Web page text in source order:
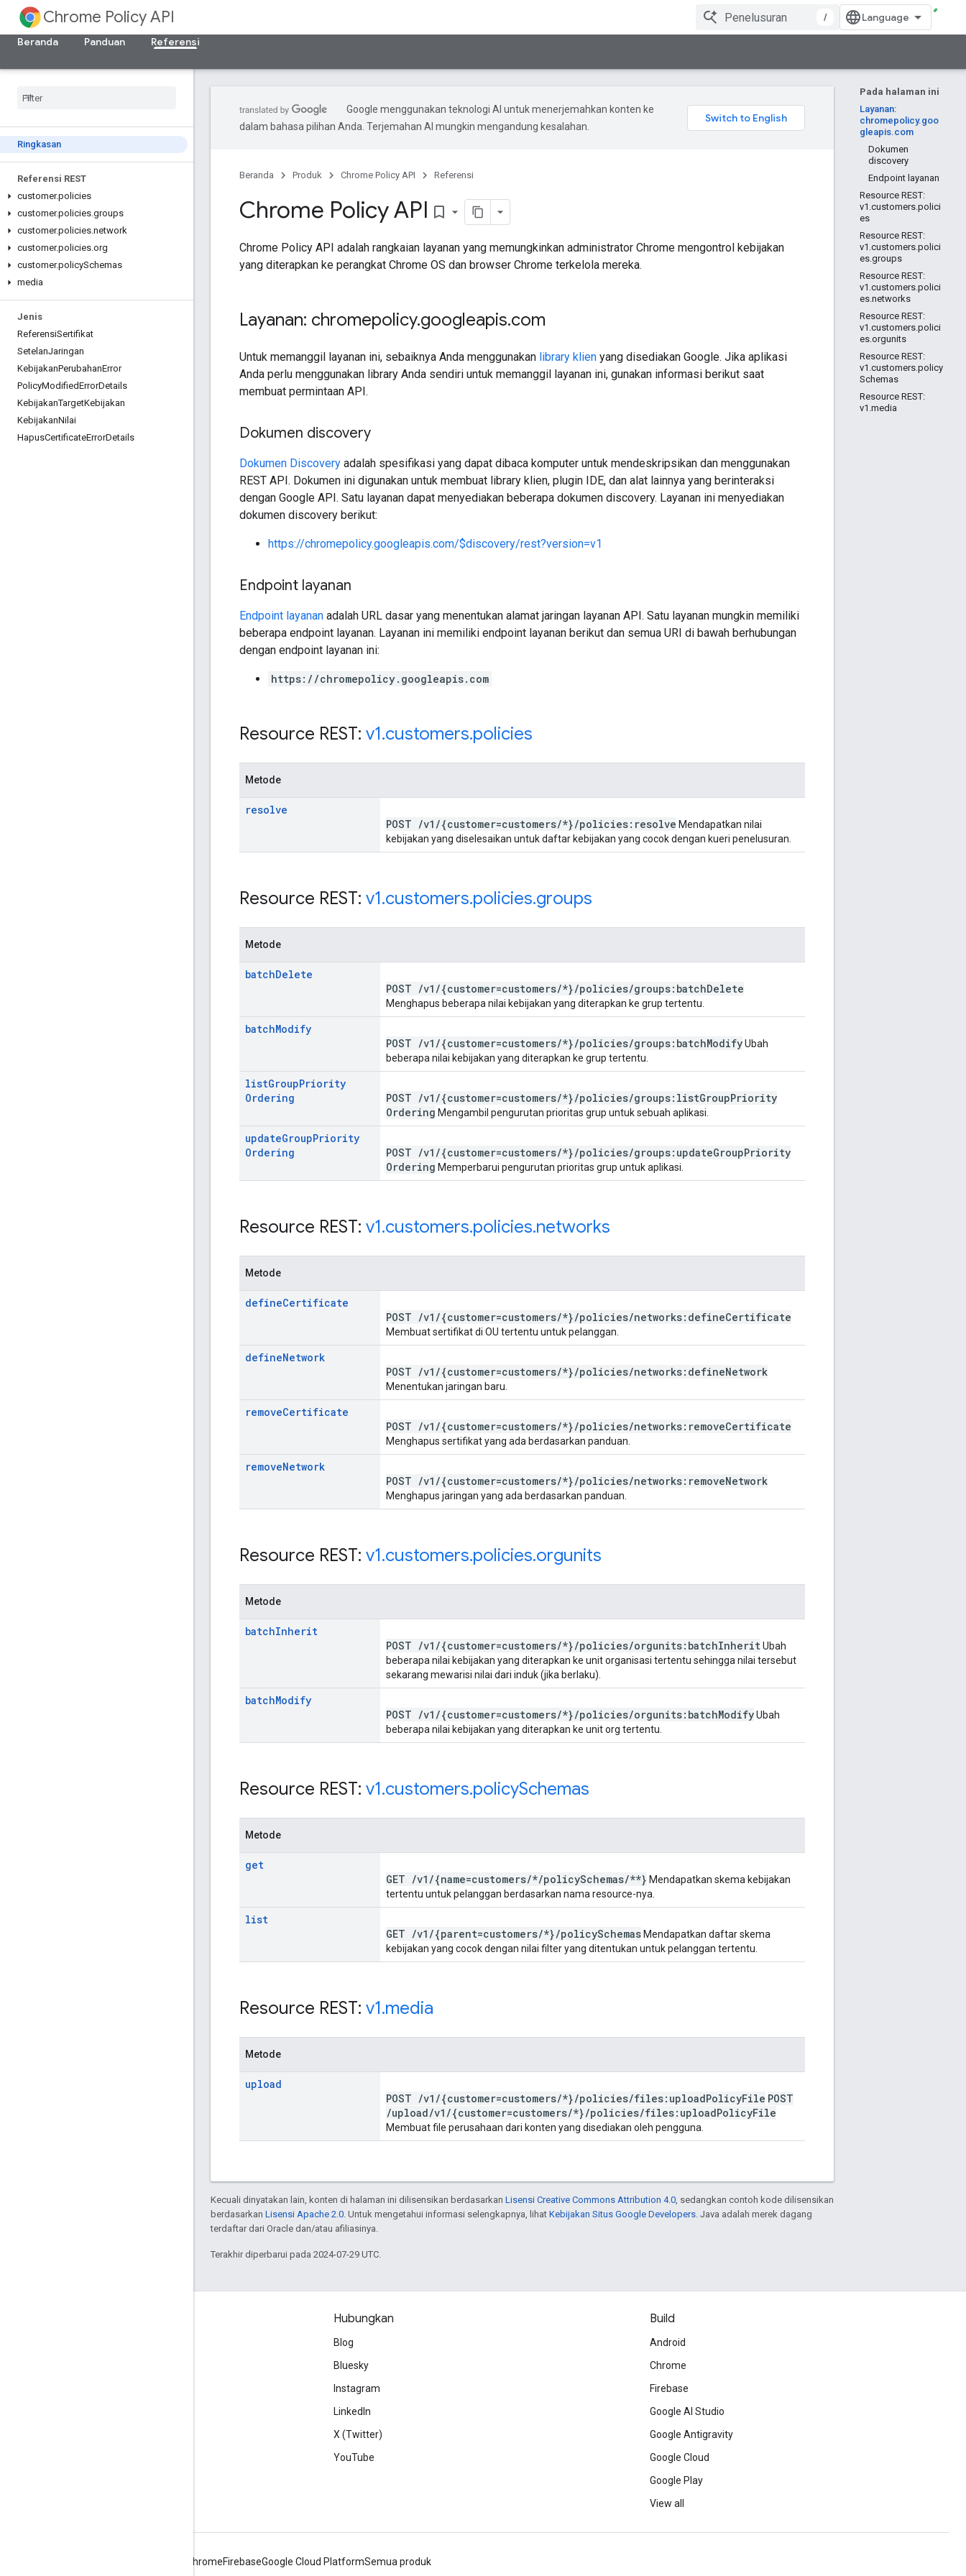
Chrome Policy API
/
Beranda
Panduan Referensi
Ringkasan
Referensi REST
customer.policies
customer.policies.groups
customer.policies.network
customer.policies.org
customer.policySchemas
media
Jenis
ReferensiSertifikat
SetelanJaringan
KebijakanPerubahanError
PolicyModifiedErrorDetails
KebijakanTargetKebijakan
KebijakanNilai
HapusCertificateErrorDetails
Pada halaman ini
Layanan:
chromepolicy.goo
gleapis.com
Dokumen
discovery
Endpoint layanan
Resource REST:
v1.customers.polici
es
Resource REST:
v1.customers.polici
es.groups
Resource REST:
v1.customers.polici
es.networks
Resource REST:
v1.customers.polici
es.orgunits
Resource REST:
v1.customers.policy
Schemas
Resource REST:
v1.media
Google menggunakan teknologi AI untuk menerjemahkan konten ke
dalam bahasa pilihan Anda. Terjemahan AI mungkin mengandung kesalahan.
Beranda Produk Chrome Policy API Referensi
Chrome Policy API bookmark_border
Chrome Policy API adalah rangkaian layanan yang memungkinkan administrator Chrome mengontrol kebijakan
yang diterapkan ke perangkat Chrome OS dan browser Chrome terkelola mereka.
Layanan: chromepolicy.googleapis.com
Untuk memanggil layanan ini, sebaiknya Anda menggunakan library klien yang disediakan Google. Jika aplikasi
Anda perlu menggunakan library Anda sendiri untuk memanggil layanan ini, gunakan informasi berikut saat
membuat permintaan API.
Dokumen discovery
Dokumen Discovery adalah spesifikasi yang dapat dibaca komputer untuk mendeskripsikan dan menggunakan
REST API. Dokumen ini digunakan untuk membuat library klien, plugin IDE, dan alat lainnya yang berinteraksi
dengan Google API. Satu layanan dapat menyediakan beberapa dokumen discovery. Layanan ini menyediakan
dokumen discovery berikut:
https://chromepolicy.googleapis.com/$discovery/rest?version=v1
Endpoint layanan
Endpoint layanan adalah URL dasar yang menentukan alamat jaringan layanan API. Satu layanan mungkin memiliki
beberapa endpoint layanan. Layanan ini memiliki endpoint layanan berikut dan semua URI di bawah berhubungan
dengan endpoint layanan ini:
https://chromepolicy.googleapis.com
Resource REST: v1.customers.policies
Metode
resolve
POST /v1 /{customer=customers/*}/policies:resolve Mendapatkan nilai
kebijakan yang diselesaikan untuk daftar kebijakan yang cocok dengan kueri penelusuran.
Resource REST: v1.customers.policies.groups
Metode
batchDelete
POST /v1 /{customer=customers/*}/policies/groups:batchDelete
Menghapus beberapa nilai kebijakan yang diterapkan ke grup tertentu.
batchModify
POST /v1 /{customer=customers/*}/policies/groups:batchModifyUbah
beberapa nilai kebijakan yang diterapkan ke grup tertentu.
listGroupPriority
Ordering
POST /v1 /{customer=customers/*}/policies/groups:listGroupPriority
Ordering Mengambil pengurutan prioritas grup untuk sebuah aplikasi.
updateGroupPriority
Ordering
POST /v1 /{customer=customers/*}/policies/groups:updateGroupPriority
Ordering Memperbarui pengurutan prioritas grup untuk aplikasi.
Resource REST: v1.customers.policies.networks
Metode
defineCertificate
POST /v1 /{customer=customers/*}/policies/networks:defineCertificate
Membuat sertifikat di OU tertentu untuk pelanggan.
defineNetwork
POST /v1 /{customer=customers/*}/policies/networks:defineNetwork
Menentukan jaringan baru.
removeCertificate
POST /v1 /{customer=customers/*}/policies/networks:removeCertificate
Menghapus sertifikat yang ada berdasarkan panduan.
removeNetwork
POST /v1 /{customer=customers/*}/policies/networks:removeNetwork
Menghapus jaringan yang ada berdasarkan panduan.
Resource REST: v1.customers.policies.orgunits
Metode
batchInherit
POST /v1 /{customer=customers/*}/policies/orgunits:batchInheritUbah
beberapa nilai kebijakan yang diterapkan ke unit organisasi tertentu sehingga nilai tersebut
sekarang mewarisi nilai dari induk (jika berlaku).
batchModify
POST /v1 /{customer=customers/*}/policies/orgunits:batchModifyUbah
beberapa nilai kebijakan yang diterapkan ke unit org tertentu.
Resource REST: v1.customers.policySchemas
Metode
get
GET /v1 /{name=customers/*/policySchemas/**} Mendapatkan skema kebijakan
tertentu untuk pelanggan berdasarkan nama resource-nya.
list
GET /v1 /{parent=customers/*}/policySchemas Mendapatkan daftar skema
kebijakan yang cocok dengan nilai filter yang ditentukan untuk pelanggan tertentu.
Resource REST: v1.media
Metode
upload
POST /v1 /{customer=customers/*}/policies/files:uploadPolicyFile POST
/upload/v1 /{customer=customers/*}/policies/files:uploadPolicyFile
Membuat file perusahaan dari konten yang disediakan oleh pengguna.
Kecuali dinyatakan lain, konten di halaman ini dilisensikan berdasarkan Lisensi Creative Commons Attribution 4.0 , sedangkan contoh kode dilisensikan
berdasarkan Lisensi Apache 2.0 . Untuk mengetahui informasi selengkapnya, lihat Kebijakan Situs Google Developers . Java adalah merek dagang
terdaftar dari Oracle dan/atau afiliasinya.
Terakhir diperbarui pada 2024-07-29 UTC.
Hubungkan
Blog
Bluesky
Instagram
LinkedIn
X (Twitter)
YouTube
Build
Android
Chrome
Firebase
Google AI Studio
Google Antigravity
Google Cloud
Google Play
View all
ChromeFirebaseGoogle Cloud PlatformSemua produk